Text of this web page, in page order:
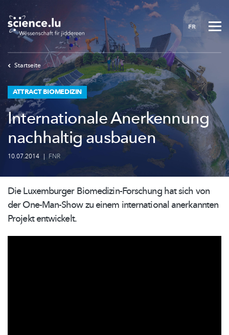
to
main
content
FR
Startseite
ATTRACT BIOMEDIZIN
Internationale Anerkennung
nachhaltig ausbauen
10.07.2014 | FNR
Die Luxemburger Biomedizin-Forschunghat sich von
der One-Man-Show zu einem international anerkannten
Projekt entwickelt.